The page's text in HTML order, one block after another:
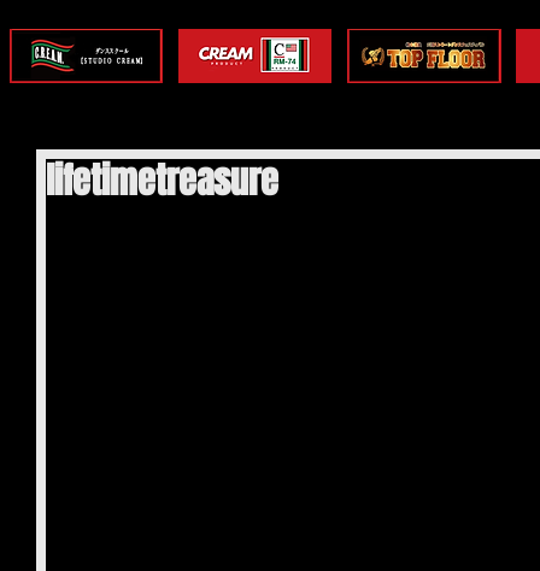
lifetimetreasure